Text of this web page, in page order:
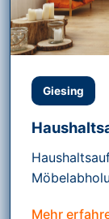
Giesing
Mehr